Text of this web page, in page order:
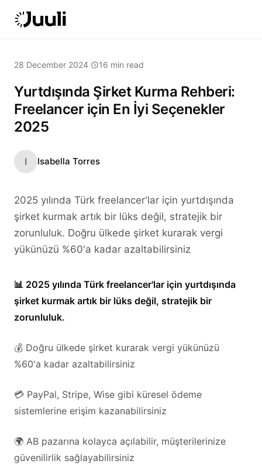
28 December 2024· 16 min read
Yurtdışında Şirket Kurma Rehberi:
Freelancer için En İyi Seçenekler
2025
I Isabella Torres
2025 yılında Türk freelancer'lar için yurtdışında
şirket kurmak artık bir lüks değil, stratejik bir
zorunluluk. Doğru ülkede şirket kurarak vergi
yükünüzü %60'a kadar azaltabilirsiniz
📊 2025 yılında Türk freelancer'lar için yurtdışında
şirket kurmak artık bir lüks değil, stratejik bir
zorunluluk.
💰 Doğru ülkede şirket kurarak vergi yükünüzü
%60'a kadar azaltabilirsiniz
💳 PayPal, Stripe, Wise gibi küresel ödeme
sistemlerine erişim kazanabilirsiniz
🌍 AB pazarına kolayca açılabilir, müşterilerinize
güvenilirlik sağlayabilirsiniz